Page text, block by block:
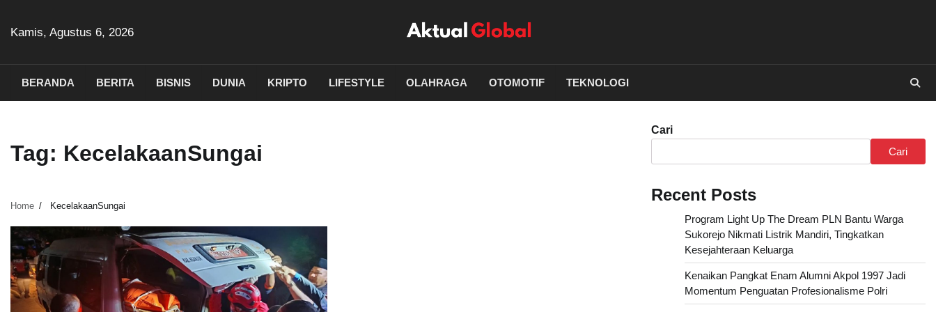
Kamis, Agustus 6, 2026
BERANDA BERITA BISNIS DUNIA KRIPTO LIFESTYLE OLAHRAGA OTOMOTIF TEKNOLOGI
Tag: KecelakaanSungai
Home KecelakaanSungai
Cari
Cari
Recent Posts
Program Light Up The Dream PLN Bantu Warga
Sukorejo Nikmati Listrik Mandiri, Tingkatkan
Kesejahteraan Keluarga
Kenaikan Pangkat Enam Alumni Akpol 1997 Jadi
Momentum Penguatan Profesionalisme Polri